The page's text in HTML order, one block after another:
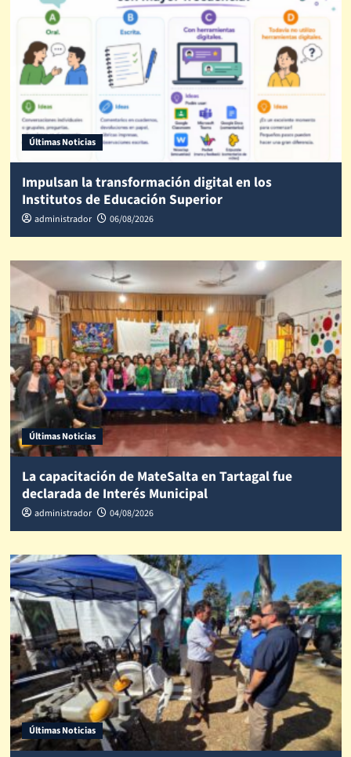
Últimas Noticias
Impulsan la transformación digital en los
Institutos de Educación Superior
administrador 06/08/2026
Últimas Noticias
La capacitación de MateSalta en Tartagal fue
declarada de Interés Municipal
administrador 04/08/2026
Últimas Noticias